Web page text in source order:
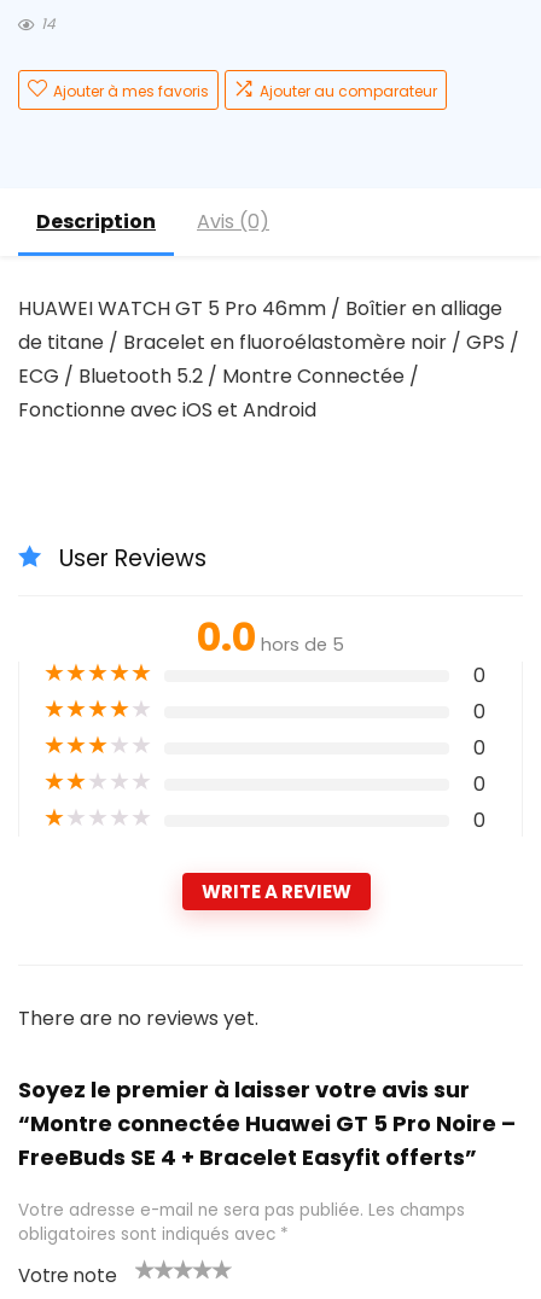
14
Ajouter à mes favoris Ajouter au comparateur
Description Avis (0)
HUAWEI WATCH GT 5 Pro 46mm / Boîtier en alliage
de titane / Bracelet en fluoroélastomère noir / GPS /
ECG / Bluetooth 5.2 / Montre Connectée /
Fonctionne avec iOS et Android
User Reviews
0.0 hors de 5
★★★★★ 0
★★★★★ 0
★★★★★ 0
★★★★★ 0
★★★★★ 0
WRITE A REVIEW
There are no reviews yet.
Soyez le premier à laisser votre avis sur
“Montre connectée Huawei GT 5 Pro Noire –
FreeBuds SE 4 + Bracelet Easyfit offerts”
Votre adresse e-mail ne sera pas publiée. Les champs
obligatoires sont indiqués avec *
Votre note